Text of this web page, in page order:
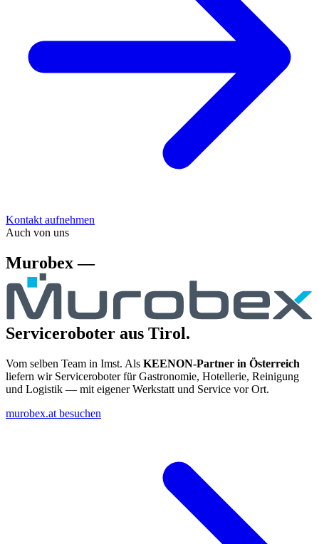
Kontakt aufnehmen
Auch von uns
Murobex —
Serviceroboter aus Tirol.
Vom selben Team in Imst. Als KEENON-Partner in Österreich
liefern wir Serviceroboter für Gastronomie, Hotellerie, Reinigung
und Logistik — mit eigener Werkstatt und Service vor Ort.
murobex.at besuchen